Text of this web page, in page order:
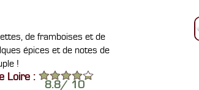
de framboises et de
épices et de notes de
!
Loire :
8.8/ 10